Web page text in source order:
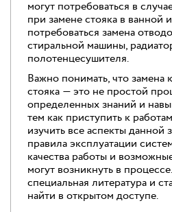
могут потребоваться в
при замене стояка в ванной
потребоваться замена
стиральной машины,
полотенцесушителя.
Важно понимать, что замена
стояка — это не простой
определенных знаний и
тем как приступить к
изучить все аспекты данной
правила эксплуатации
качества работы и
могут возникнуть в
специальная литература и
найти в открытом доступе.